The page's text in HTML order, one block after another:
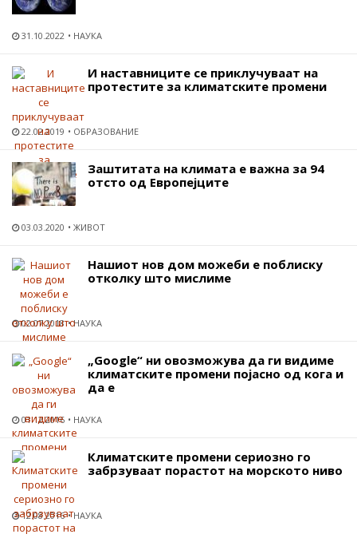
31.10.2022 НАУКА
И наставниците се приклучуваат на
протестите за климатските промени
22.02.2019 ОБРАЗОВАНИЕ
Заштитата на климата е важна за 94
отсто од Европејците
03.03.2020 ЖИВОТ
Нашиот нов дом можеби е поблиску
отколку што мислиме
02.07.2018 НАУКА
„Google“ ни овозможува да ги видиме
климатските промени појасно од кога и
да е
01.12.2016 НАУКА
Климатските промени сериозно го
забрзуваат порастот на морското ниво
12.08.2016 НАУКА